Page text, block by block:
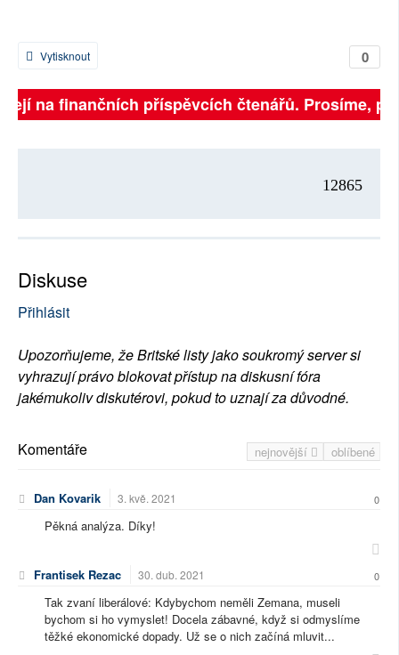
0
Vytisknout
na finančních příspěvcích čtenářů. Prosíme,
12865
Diskuse
Přihlásit
Upozorňujeme, že Britské listy jako soukromý server si
vyhrazují právo blokovat přístup na diskusní fóra
jakémukoliv diskutérovi, pokud to uznají za důvodné.
nejnovější oblíbené
Komentáře
Dan Kovarik 3. kvě. 2021 0
Pěkná analýza. Díky!
Frantisek Rezac 30. dub. 2021 0
Tak zvaní liberálové: Kdybychom neměli Zemana, museli
bychom si ho vymyslet! Docela zábavné, když si odmyslíme
těžké ekonomické dopady. Už se o nich začíná mluvit...